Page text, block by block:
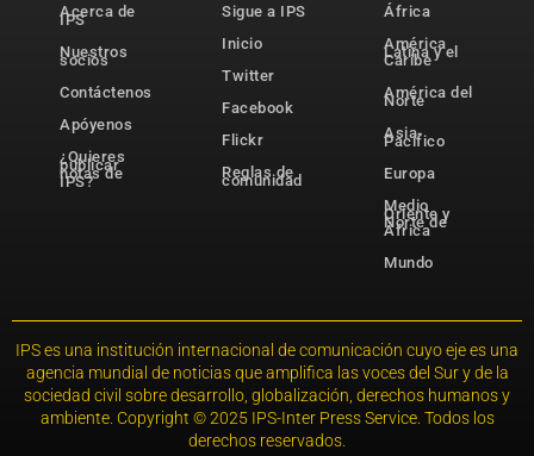
Acerca de
IPS
Nuestros
socios
Contáctenos
Apóyenos
¿Quieres
publicar
notas de
IPS?
Sigue a IPS
Inicio
Twitter
Facebook
Flickr
Reglas de
comunidad
África
América
Latina y el
Caribe
América del
Norte
Asia-
Pacífico
Europa
Medio
Oriente y
Norte de
África
Mundo
IPS es una institución internacional de comunicación cuyo eje es una
agencia mundial de noticias que amplifica las voces del Sur y de la
sociedad civil sobre desarrollo, globalización, derechos humanos y
ambiente. Copyright © 2025 IPS-Inter Press Service. Todos los
derechos reservados.